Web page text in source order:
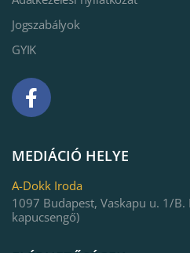
MEDIÁCIÓ HELYE
A-Dokk Iroda
1097 Budapest, Vaskapu u. 1/B.
kapucsengő)
Jogszabályok
GYIK